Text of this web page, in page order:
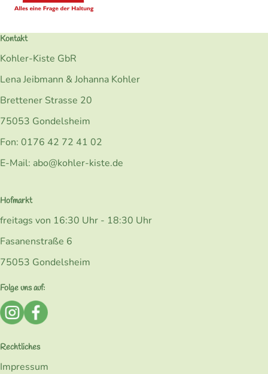
Kontakt
Kohler-Kiste GbR
Lena Jeibmann & Johanna Kohler
Brettener Strasse 20
75053 Gondelsheim
Fon: 0176 42 72 41 02
E-Mail: abo@kohler-kiste.de
Hofmarkt
freitags von 16:30 Uhr - 18:30 Uhr
Fasanenstraße 6
75053 Gondelsheim
Folge uns auf:
Externer Link zu https://www.instagram.com/
Externer Link zu https://www.facebook.com/
Rechtliches
Impressum